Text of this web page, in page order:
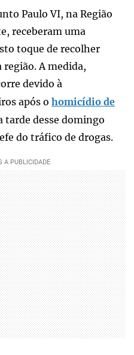
Paulo VI, na Região
receberam uma
toque de recolher
A medida,
devido à
após o homicídio de
tarde desse domingo
do tráfico de drogas.